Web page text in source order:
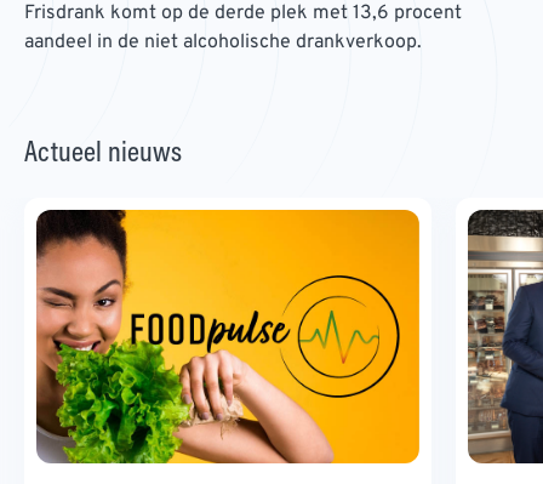
Frisdrank komt op de derde plek met 13,6 procent
aandeel in de niet alcoholische drankverkoop.
Actueel nieuws